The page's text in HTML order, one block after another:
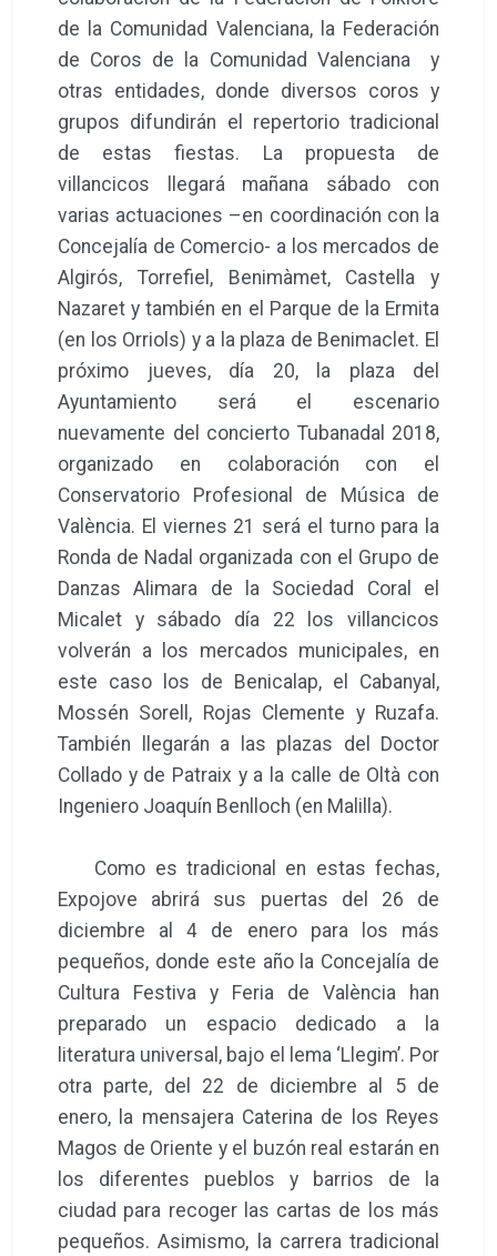
de la Comunidad Valenciana, la Federación
de Coros de la Comunidad Valenciana y
otras entidades, donde diversos coros y
grupos difundirán el repertorio tradicional
de estas fiestas. La propuesta de
villancicos llegará mañana sábado con
varias actuaciones –en coordinación con la
Concejalía de Comercio- a los mercados de
Algirós, Torrefiel, Benimàmet, Castella y
Nazaret y también en el Parque de la Ermita
(en los Orriols) y a la plaza de Benimaclet. El
próximo jueves, día 20, la plaza del
Ayuntamiento será el escenario
nuevamente del concierto Tubanadal 2018,
organizado en colaboración con el
Conservatorio Profesional de Música de
València. El viernes 21 será el turno para la
Ronda de Nadal organizada con el Grupo de
Danzas Alimara de la Sociedad Coral el
Micalet y sábado día 22 los villancicos
volverán a los mercados municipales, en
este caso los de Benicalap, el Cabanyal,
Mossén Sorell, Rojas Clemente y Ruzafa.
También llegarán a las plazas del Doctor
Collado y de Patraix y a la calle de Oltà con
Ingeniero Joaquín Benlloch (en Malilla).
Como es tradicional en estas fechas,
Expojove abrirá sus puertas del 26 de
diciembre al 4 de enero para los más
pequeños, donde este año la Concejalía de
Cultura Festiva y Feria de València han
preparado un espacio dedicado a la
literatura universal, bajo el lema ‘Llegim’. Por
otra parte, del 22 de diciembre al 5 de
enero, la mensajera Caterina de los Reyes
Magos de Oriente y el buzón real estarán en
los diferentes pueblos y barrios de la
ciudad para recoger las cartas de los más
pequeños. Asimismo, la carrera tradicional